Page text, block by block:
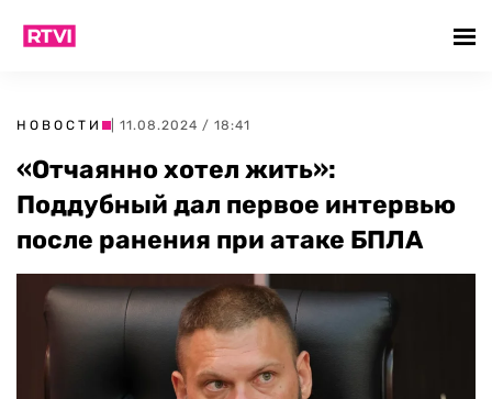
НОВОСТИ | 11.08.2024 / 18:41
«Отчаянно хотел жить»:
Поддубный дал первое интервью
после ранения при атаке БПЛА